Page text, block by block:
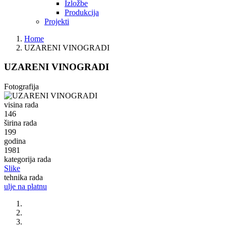
Izložbe
Produkcija
Projekti
Home
UZARENI VINOGRADI
UZARENI VINOGRADI
Fotografija
visina rada
146
širina rada
199
godina
1981
kategorija rada
Slike
tehnika rada
ulje na platnu